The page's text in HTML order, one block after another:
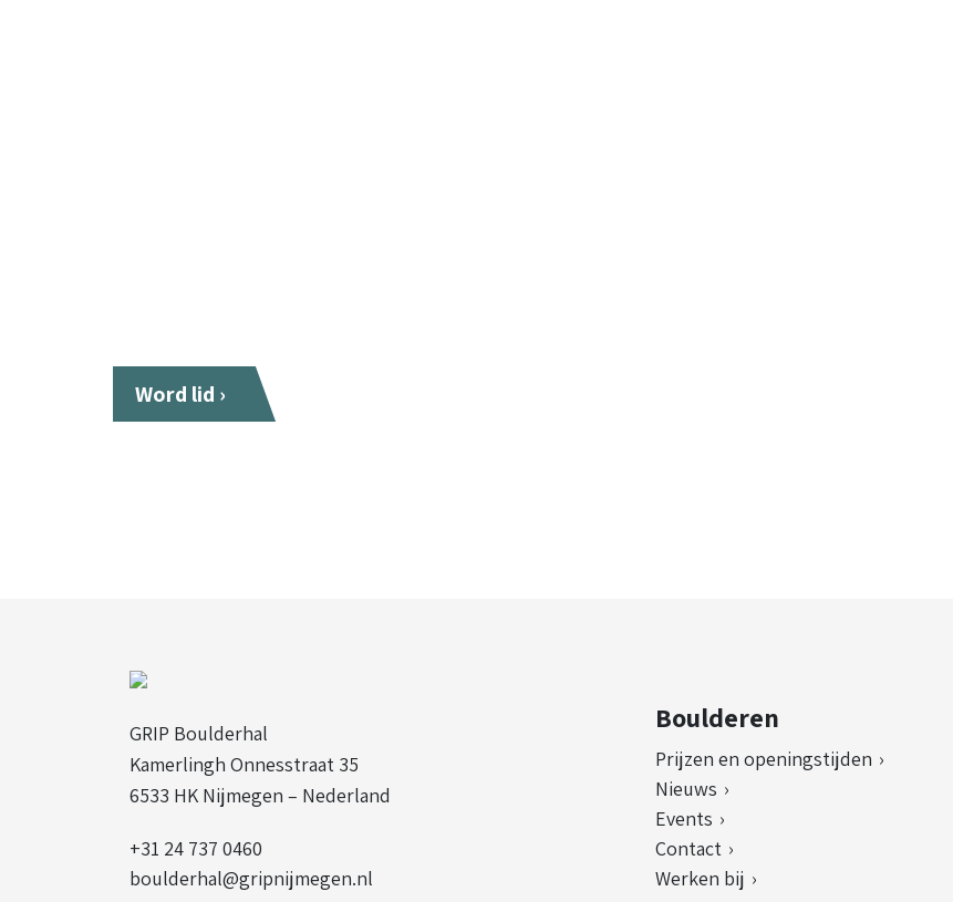
Word lid ›
GRIP Boulderhal
Kamerlingh Onnesstraat 35
6533 HK Nijmegen – Nederland
+31 24 737 0460
boulderhal@gripnijmegen.nl
Boulderen
Prijzen en openingstijden
Nieuws
Events
Contact
Werken bij